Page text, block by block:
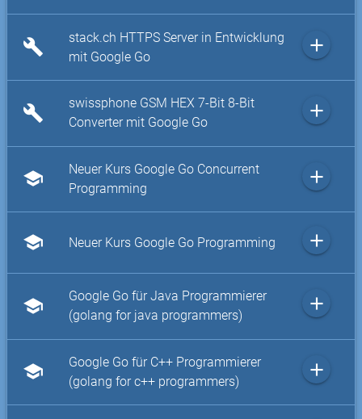
build
stack.ch HTTPS Server in Entwicklung
mit Google Go
add
build
swissphone GSM HEX 7-Bit 8-Bit
Converter mit Google Go
add
school
Neuer Kurs Google Go Concurrent
Programming
add
school Neuer Kurs Google Go Programming add
school
Google Go für Java Programmierer
(golang for java programmers)
add
school
Google Go für C++ Programmierer
(golang for c++ programmers)
add